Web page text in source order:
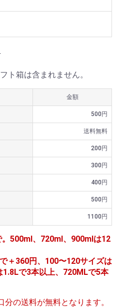
ト箱は含まれません。
金額
500円
送料無料
200円
300円
400円
500円
1100円
500ml、720ml、900mlは12
＋360円、100〜120サイズは
で3本以上、720MLで5本
分の送料が無料となります。